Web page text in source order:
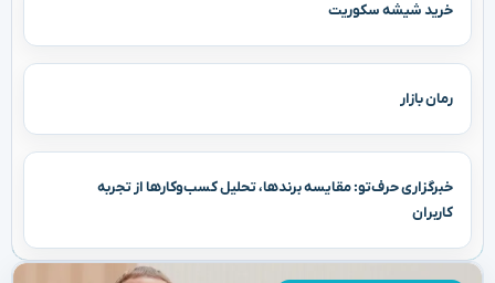
خرید شیشه سکوریت
رمان بازار
خبرگزاری حرف‌تو: مقایسه برندها، تحلیل کسب‌وکارها از تجربه
کاربران